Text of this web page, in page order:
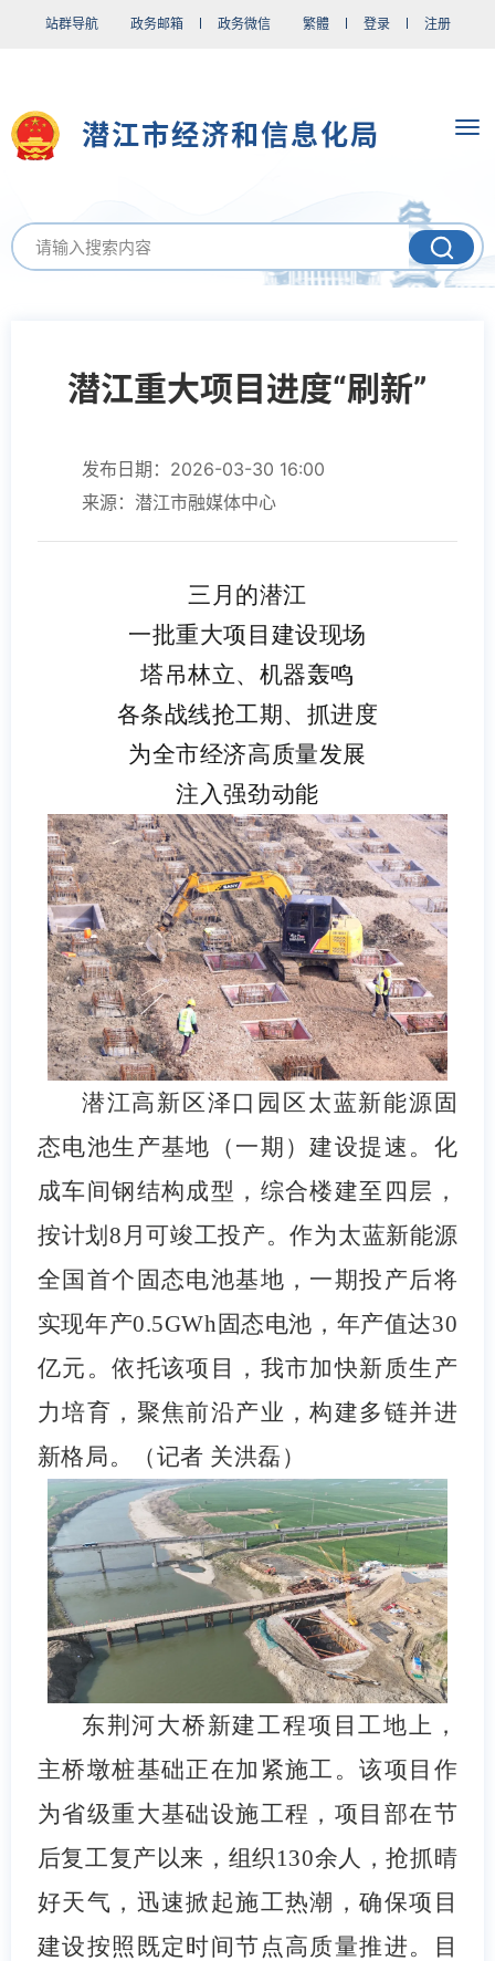
站群导航 政务邮箱 政务微信 繁體 登录 注册
潜江市经济和信息化局
潜江重大项目进度“刷新”
发布日期：2026-03-30 16:00
来源：潜江市融媒体中心
三月的潜江
一批重大项目建设现场
塔吊林立、机器轰鸣
各条战线抢工期、抓进度
为全市经济高质量发展
注入强劲动能
潜江高新区泽口园区太蓝新能源固
态电池生产基地（一期）建设提速。化
成车间钢结构成型，综合楼建至四层，
按计划8月可竣工投产。作为太蓝新能源
全国首个固态电池基地，一期投产后将
实现年产0.5GWh固态电池，年产值达30
亿元。依托该项目，我市加快新质生产
力培育，聚焦前沿产业，构建多链并进
新格局。（记者 关洪磊）
东荆河大桥新建工程项目工地上，
主桥墩桩基础正在加紧施工。该项目作
为省级重大基础设施工程，项目部在节
后复工复产以来，组织130余人，抢抓晴
好天气，迅速掀起施工热潮，确保项目
建设按照既定时间节点高质量推进。目